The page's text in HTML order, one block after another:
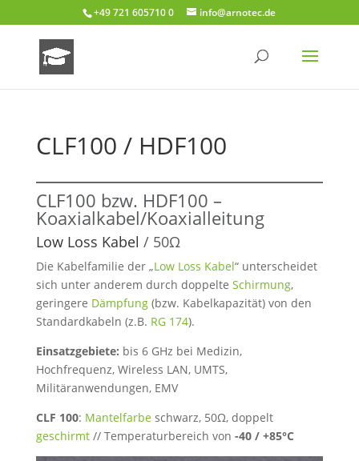
+49 721 605710 0 info@arnotec.de
CLF100 / HDF100
CLF100 bzw. HDF100 –
Koaxialkabel/Koaxialleitung
Low Loss Kabel / 50Ω
Die Kabelfamilie der „Low Loss Kabel“ unterscheidet
sich unter anderem durch doppelte Schirmung,
geringere Dämpfung(bzw. Kabelkapazität) von den
Standardkabeln (z.B. RG 174).
Einsatzgebiete: bis 6 GHz bei Medizin,
Hochfrequenz, Wireless LAN, UMTS,
Militäranwendungen, EMV
CLF 100: Mantelfarbeschwarz, 50Ω, doppelt
geschirmt// Temperaturbereich von -40 / +85°C